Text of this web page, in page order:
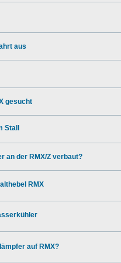
aus
gesucht
Stall
an der RMX/Z verbaut?
RMX
auf RMX?